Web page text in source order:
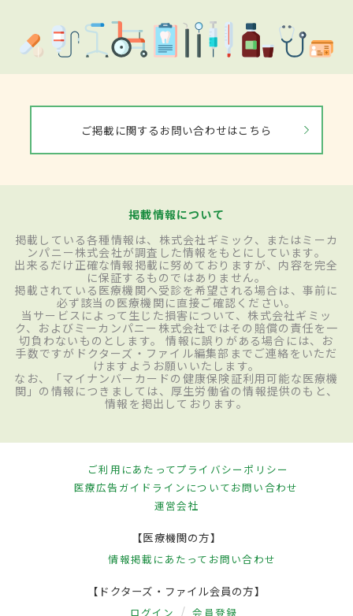
ご掲載に関するお問い合わせはこちら
掲載情報について
掲載している各種情報は、株式会社ギミック、またはミーカ
ンパニー株式会社が調査した情報をもとにしています。
出来るだけ正確な情報掲載に努めておりますが、内容を完全
に保証するものではありません。
掲載されている医療機関へ受診を希望される場合は、事前に
必ず該当の医療機関に直接ご確認ください。
当サービスによって生じた損害について、株式会社ギミッ
ク、およびミーカンパニー株式会社ではその賠償の責任を一
切負わないものとします。 情報に誤りがある場合には、お
手数ですがドクターズ・ファイル編集部までご連絡をいただ
けますようお願いいたします。
なお、「マイナンバーカードの健康保険証利用可能な医療機
関」の情報につきましては、厚生労働省の情報提供のもと、
情報を掲出しております。
ご利用にあたってプライバシーポリシー
医療広告ガイドラインについてお問い合わせ
運営会社
【医療機関の方】
情報掲載にあたって お問い合わせ
【ドクターズ・ファイル会員の方】
ログイン 会員登録